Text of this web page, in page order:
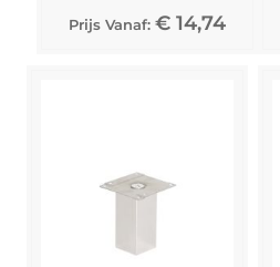
Prijs Vanaf: € 14,74